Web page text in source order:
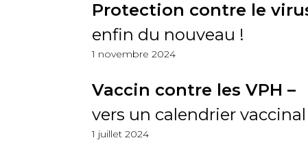
Protection contre le
enfin du nouveau !
1 novembre 2024
Vaccin contre les VPH –
vers un calendrier
1 juillet 2024